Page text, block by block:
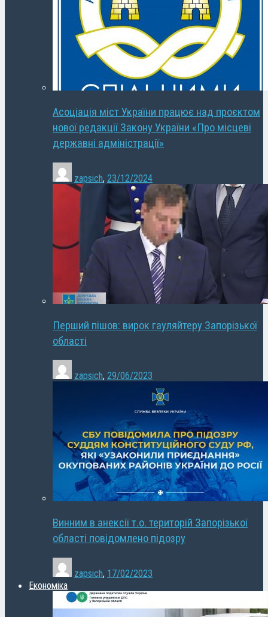
Асоціація міст України працює над проєктом
нової редакції Закону України «Про місцеві
державні адміністрації»
zapsich, 23/12/2024
Перший пішов: вирок гауляйтеру Запорізької
області
zapsich, 29/06/2023
Винним в анексії т.о. територій Запорізької
області повідомлено підозру
zapsich, 17/02/2023
Економіка